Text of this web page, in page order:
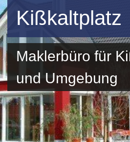
Kißkaltplatz
Maklerbüro für
und Umgebung